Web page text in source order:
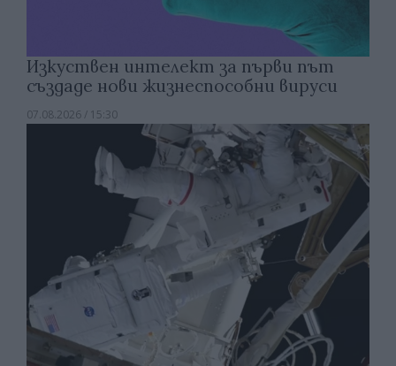
Изкуствен интелект за първи път
създаде нови жизнеспособни вируси
07.08.2026 / 15:30